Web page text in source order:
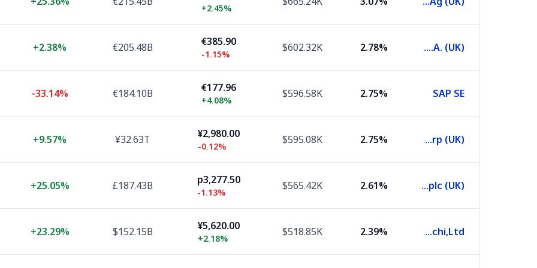
+2.45%
L'Oreal S.A. (UK)
2.78%
$602.32K
€385.90
-1.15%
€205.48B
+2.38%
SAP SE
2.75%
$596.58K
€177.96
+4.08%
€184.10B
-33.14%
Toyota Motor Corp (UK)
2.75%
$595.08K
¥2,980.00
-0.12%
¥32.63T
+9.57%
Shell plc (UK)
2.61%
$565.42K
p3,277.50
-1.13%
£187.43B
+25.05%
Hitachi,Ltd.
2.39%
$518.85K
¥5,620.00
+2.18%
$152.15B
+23.29%